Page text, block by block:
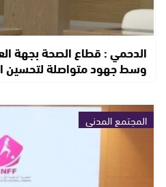
الدحمي : قطاع الصحة بجهة
وسط جهود متواصلة لتحسين
المجتمع المدني